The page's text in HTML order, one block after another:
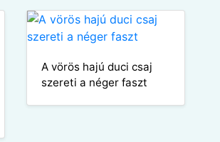
A vörös hajú duci csaj
szereti a néger faszt